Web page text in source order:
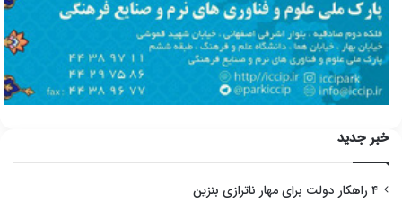
خبر جدید
۴ راهکار دولت برای مهار ناترازی بنزین